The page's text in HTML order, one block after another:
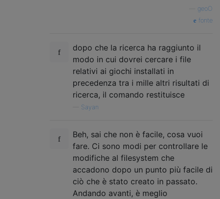
geoO
fonte
dopo che la ricerca ha raggiunto il
modo in cui dovrei cercare i file
relativi ai giochi installati in
precedenza tra i mille altri risultati di
ricerca, il comando restituisce
Sayan
Beh, sai che non è facile, cosa vuoi
fare. Ci sono modi per controllare le
modifiche al filesystem che
accadono dopo un punto più facile di
ciò che è stato creato in passato.
Andando avanti, è meglio